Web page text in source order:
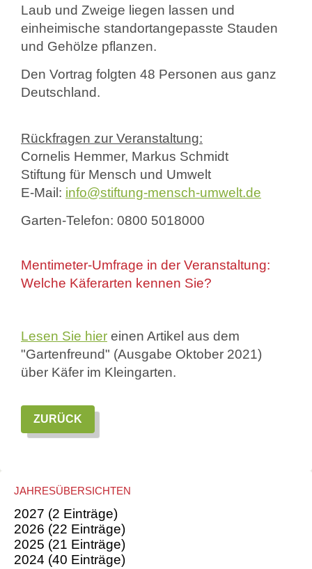
Laub und Zweige liegen lassen und
einheimische standortangepasste Stauden
und Gehölze pflanzen.
Den Vortrag folgten 48 Personen aus ganz
Deutschland.
Rückfragen zur Veranstaltung:
Cornelis Hemmer, Markus Schmidt
Stiftung für Mensch und Umwelt
E-Mail: info@stiftung-mensch-umwelt.de
Garten-Telefon: 0800 5018000
Mentimeter-Umfrage in der Veranstaltung:
Welche Käferarten kennen Sie?
Lesen Sie hier einen Artikel aus dem
"Gartenfreund" (Ausgabe Oktober 2021)
über Käfer im Kleingarten.
ZURÜCK
JAHRESÜBERSICHTEN
2027 (2 Einträge)
2026 (22 Einträge)
2025 (21 Einträge)
2024 (40 Einträge)